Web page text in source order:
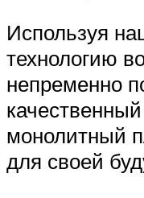
Используя
технологию
непременно
монолитный
для своей